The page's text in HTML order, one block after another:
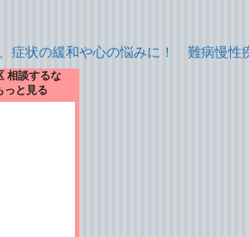
、症状の緩和や心の悩みに！ 難病慢性
相談するな
っと見る